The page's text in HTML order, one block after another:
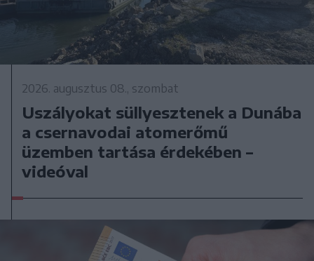
2026. augusztus 08., szombat
Uszályokat süllyesztenek a Dunába
a csernavodai atomerőmű
üzemben tartása érdekében –
videóval